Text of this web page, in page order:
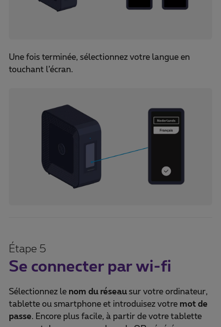
Une fois terminée, sélectionnez votre langue en
touchant l’écran.
Étape 5
Se connecter par wi-fi
Sélectionnez le nom du réseausur votre ordinateur,
tablette ou smartphone et introduisez votre mot de
passe. Encore plus facile, à partir de votre tablette